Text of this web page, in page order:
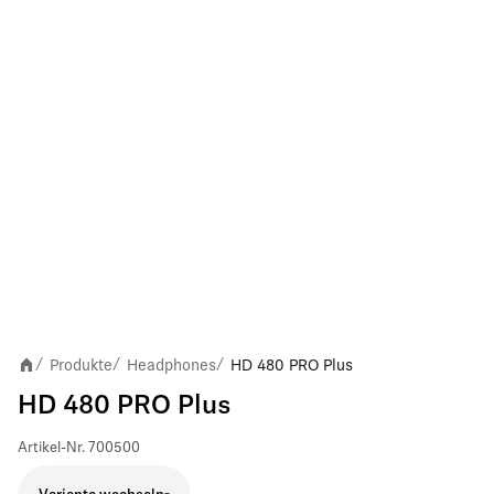
/ Produkte/ Headphones/ HD 480 PRO Plus
HD 480 PRO Plus
Artikel-Nr. 700500